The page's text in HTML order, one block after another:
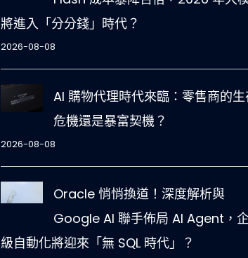
將進入「分分錢」時代？
2026-08-08
AI 購物代理時代來臨：零售商的
危機還是暴富契機？
2026-08-08
Oracle 悄悄換道！深度解析與
Google AI 聯手佈局 AI Agent，
級自動化將迎來「無 SQL 時代」？